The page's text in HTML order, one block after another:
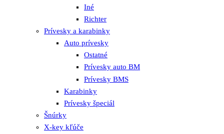
Iné
Richter
Prívesky a karabinky
Auto prívesky
Ostatné
Prívesky auto BM
Prívesky BMS
Karabinky
Prívesky špeciál
Šnúrky
X-key kľúče